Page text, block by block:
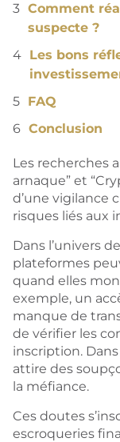
Comment
suspecte ?
Les bons
FAQ
Conclusion
Les recherches
arnaque” et
d’une vigilance
risques liés aux
Dans l’univers
plateformes
quand elles
exemple, un
manque de
de vérifier les
inscription.
attire des
la méfiance.
Ces doutes
escroqueries